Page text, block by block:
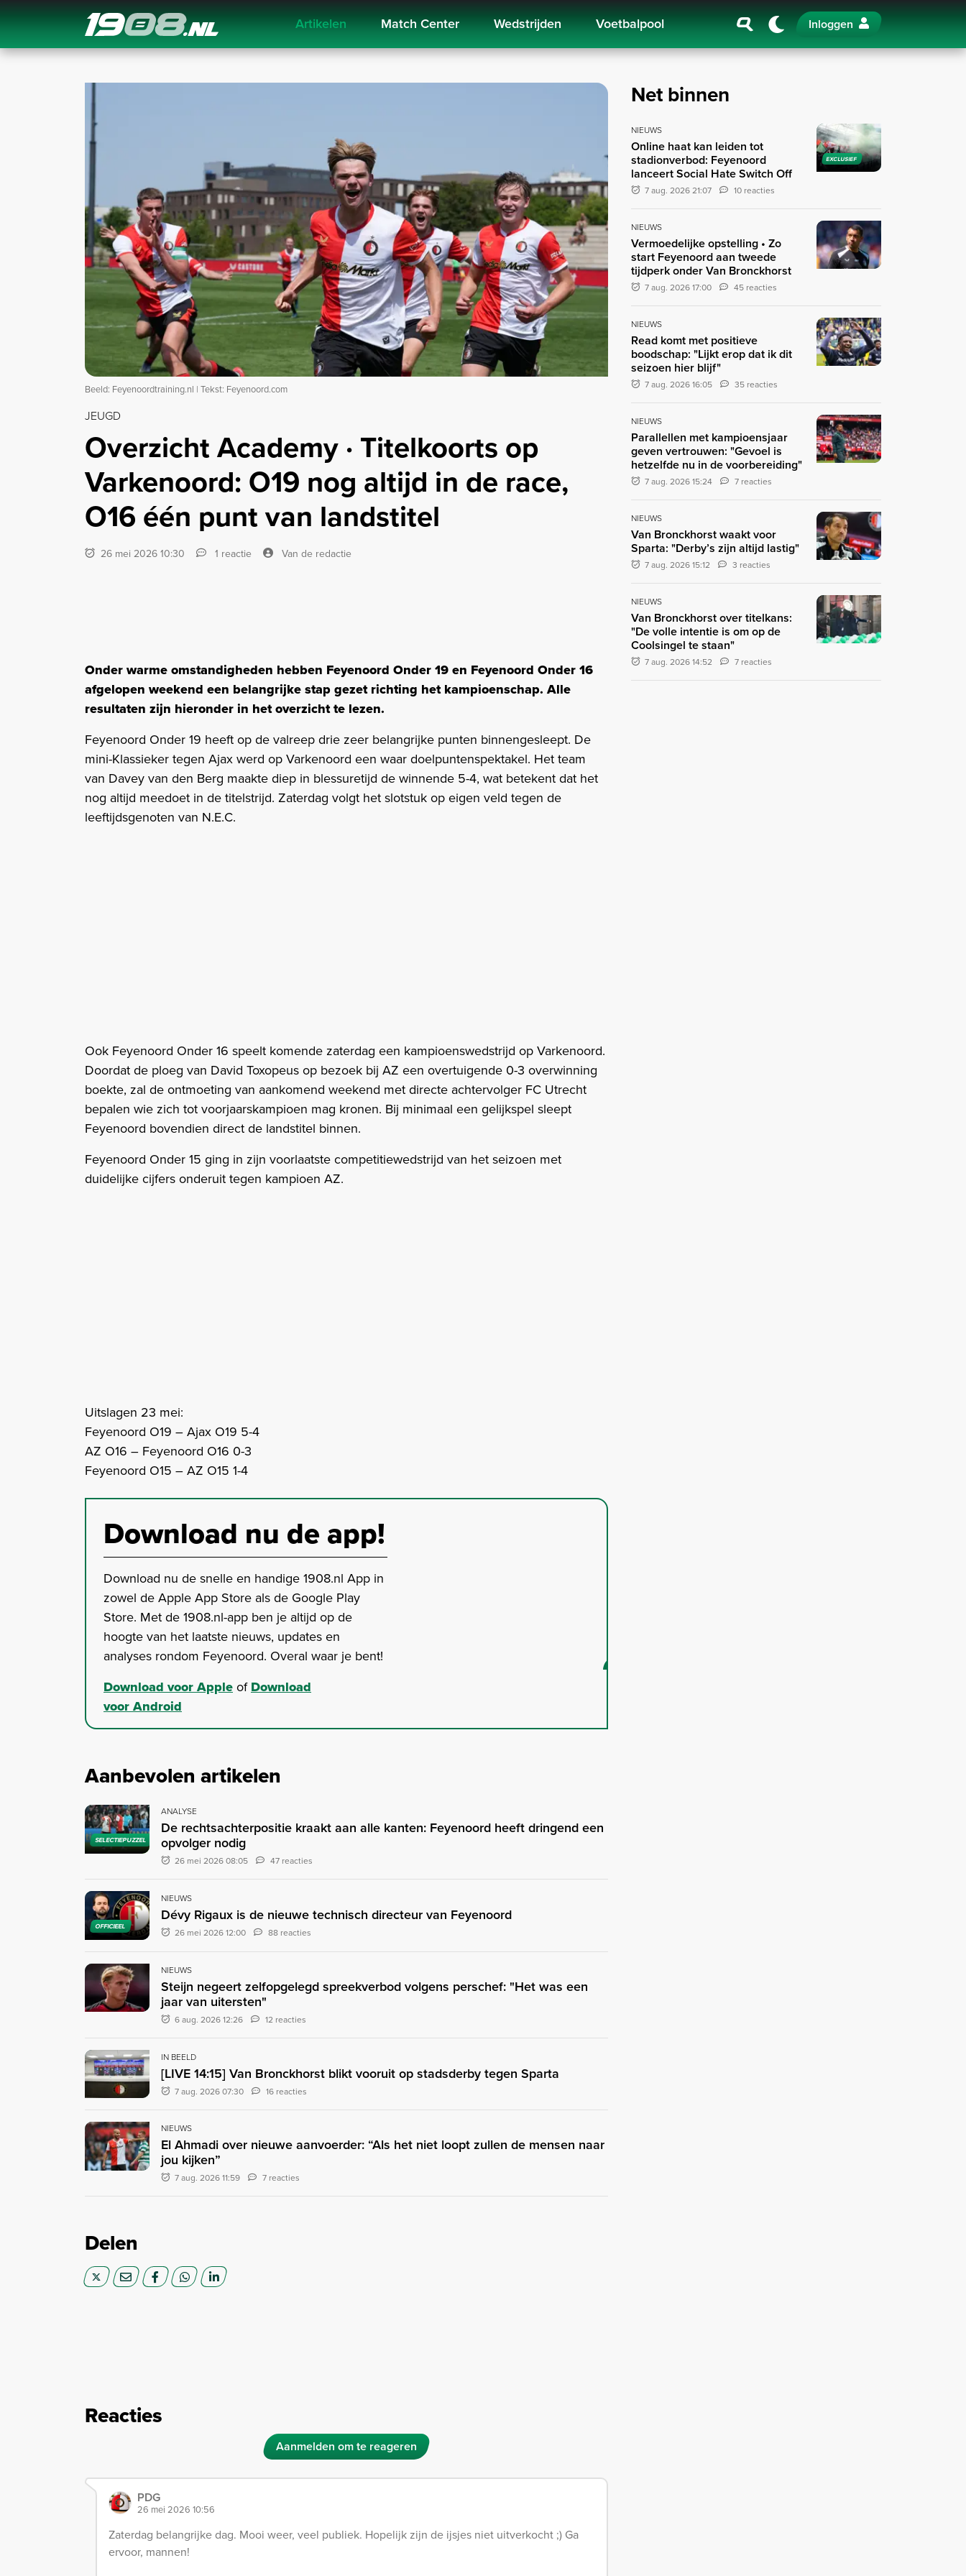
Navigation Artikelen Match Center Wedstrijden Voetbalpool Inloggen
Beeld: Feyenoordtraining.nl | Tekst: Feyenoord.com
JEUGD
Overzicht Academy · Titelkoorts op
Varkenoord: O19 nog altijd in de race,
O16 één punt van landstitel
26 mei 2026 10:30 1 reactie Van de redactie
Onder warme omstandigheden hebben Feyenoord Onder 19 en Feyenoord Onder 16
afgelopen weekend een belangrijke stap gezet richting het kampioenschap. Alle
resultaten zijn hieronder in het overzicht te lezen.
Feyenoord Onder 19 heeft op de valreep drie zeer belangrijke punten binnengesleept. De
mini-Klassieker tegen Ajax werd op Varkenoord een waar doelpuntenspektakel. Het team
van Davey van den Berg maakte diep in blessuretijd de winnende 5-4, wat betekent dat het
nog altijd meedoet in de titelstrijd. Zaterdag volgt het slotstuk op eigen veld tegen de
leeftijdsgenoten van N.E.C.
Ook Feyenoord Onder 16 speelt komende zaterdag een kampioenswedstrijd op Varkenoord.
Doordat de ploeg van David Toxopeus op bezoek bij AZ een overtuigende 0-3 overwinning
boekte, zal de ontmoeting van aankomend weekend met directe achtervolger FC Utrecht
bepalen wie zich tot voorjaarskampioen mag kronen. Bij minimaal een gelijkspel sleept
Feyenoord bovendien direct de landstitel binnen.
Feyenoord Onder 15 ging in zijn voorlaatste competitiewedstrijd van het seizoen met
duidelijke cijfers onderuit tegen kampioen AZ.
Uitslagen 23 mei:
Feyenoord O19 – Ajax O19 5-4
AZ O16 – Feyenoord O16 0-3
Feyenoord O15 – AZ O15 1-4
Download nu de app!
Download nu de snelle en handige 1908.nl App in
zowel de Apple App Store als de Google Play
Store. Met de 1908.nl-app ben je altijd op de
hoogte van het laatste nieuws, updates en
analyses rondom Feyenoord. Overal waar je bent!
Download voor AppleofDownload
voor Android
Aanbevolen artikelen
SELECTIEPUZZEL
ANALYSE
De rechtsachterpositie kraakt aan alle kanten: Feyenoord heeft dringend een
opvolger nodig
26 mei 2026 08:05 47 reacties
OFFICIEEL
NIEUWS
Dévy Rigaux is de nieuwe technisch directeur van Feyenoord
26 mei 2026 12:00 88 reacties
NIEUWS
Steijn negeert zelfopgelegd spreekverbod volgens perschef: "Het was een
jaar van uitersten"
6 aug. 2026 12:26 12 reacties
IN BEELD
[LIVE 14:15] Van Bronckhorst blikt vooruit op stadsderby tegen Sparta
7 aug. 2026 07:30 16 reacties
NIEUWS
El Ahmadi over nieuwe aanvoerder: “Als het niet loopt zullen de mensen naar
jou kijken”
7 aug. 2026 11:59 7 reacties
Delen
Reacties
Aanmelden om te reageren
PDG
26 mei 2026 10:56
Zaterdag belangrijke dag. Mooi weer, veel publiek. Hopelijk zijn de ijsjes niet uitverkocht ;) Ga
ervoor, mannen!
Net binnen
EXCLUSIEF
NIEUWS
Online haat kan leiden tot
stadionverbod: Feyenoord
lanceert Social Hate Switch Off
7 aug. 2026 21:07 10 reacties
NIEUWS
Vermoedelijke opstelling • Zo
start Feyenoord aan tweede
tijdperk onder Van Bronckhorst
7 aug. 2026 17:00 45 reacties
NIEUWS
Read komt met positieve
boodschap: "Lijkt erop dat ik dit
seizoen hier blijf"
7 aug. 2026 16:05 35 reacties
NIEUWS
Parallellen met kampioensjaar
geven vertrouwen: "Gevoel is
hetzelfde nu in de voorbereiding"
7 aug. 2026 15:24 7 reacties
NIEUWS
Van Bronckhorst waakt voor
Sparta: "Derby’s zijn altijd lastig"
7 aug. 2026 15:12 3 reacties
NIEUWS
Van Bronckhorst over titelkans:
"De volle intentie is om op de
Coolsingel te staan"
7 aug. 2026 14:52 7 reacties